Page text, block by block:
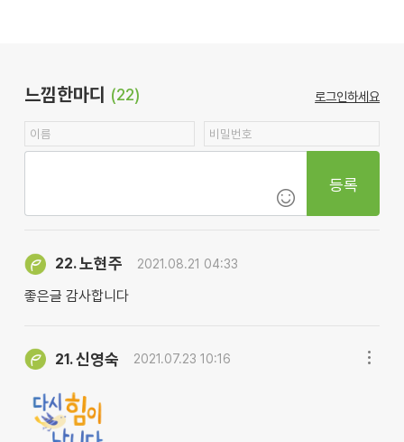
느낌한마디 (22) 로그인하세요
등록
22.노현주 2021.08.21 04:33
좋은글 감사합니다
21.신영숙 2021.07.23 10:16